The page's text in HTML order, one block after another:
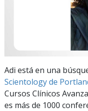
Adi está en una
Scientology de
Cursos Clínicos
es más de 1000